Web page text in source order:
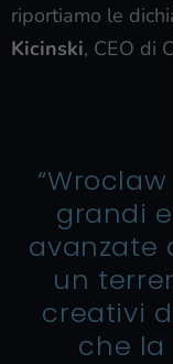
riportiamo le
Kicinski, CEO di
grandi
avanzate
un
creativi
che